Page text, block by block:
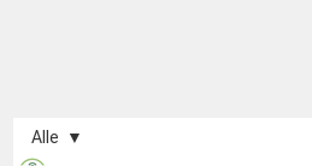
Alle